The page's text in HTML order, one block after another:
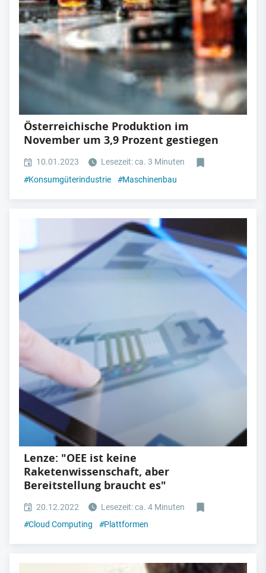
Österreichische Produktion im
November um 3,9 Prozent gestiegen
10.01.2023
Lesezeit: ca. 3 Minuten
#Konsumgüterindustrie #Maschinenbau
Lenze: "OEE ist keine
Raketenwissenschaft, aber
Bereitstellung braucht es"
20.12.2022
Lesezeit: ca. 4 Minuten
#Cloud Computing #Plattformen